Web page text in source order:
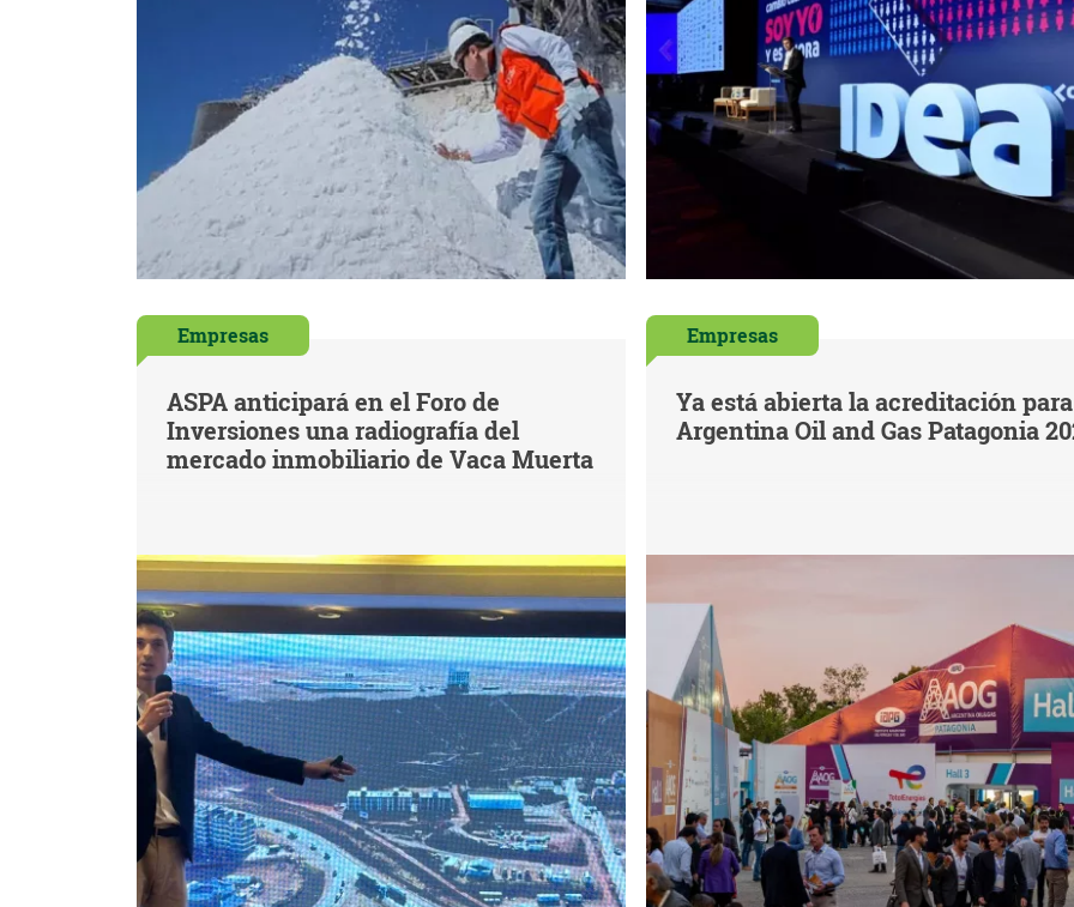
Empresas
ASPA anticipará en el Foro de
Inversiones una radiografía del
mercado inmobiliario de Vaca Muerta
Empresas
Ya está abierta la acreditación
Argentina Oil and Gas Patagonia